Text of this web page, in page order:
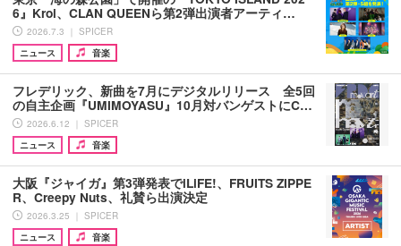
6』Kroi、CLAN QUEENら第2弾出演者アーティ…
2026.7.3 ｜ SPICER
ニュース
音楽
フレデリック、新曲を7月にデジタルリリース 全5回
の自主企画『UMIMOYASU』10月対バンゲストにC…
2026.6.12 ｜ SPICER
ニュース
音楽
大阪『ジャイガ』第3弾発表でiLiFE!、FRUITS ZIPPE
R、Creepy Nuts、礼賛ら出演決定
2026.3.25 ｜ SPICER
ニュース
音楽